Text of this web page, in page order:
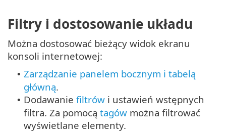
Filtry i dostosowanie układu
Można dostosować bieżący widok ekranu
konsoli internetowej:
• Zarządzanie panelem bocznym i tabelą
główną.
• Dodawanie filtrów i ustawień wstępnych
filtra. Za pomocą tagów można filtrować
wyświetlane elementy.